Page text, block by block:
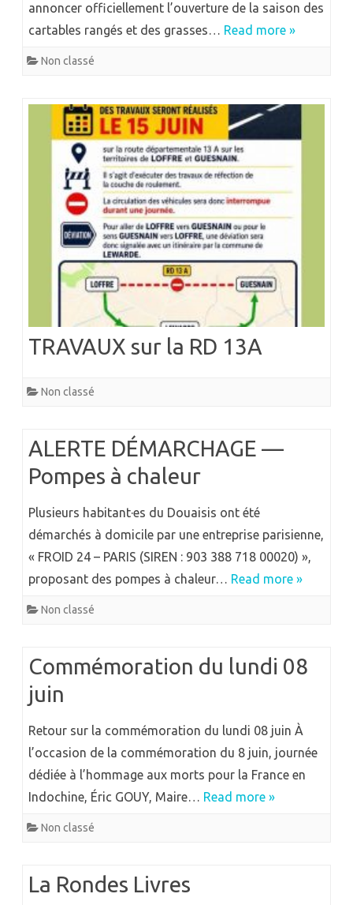
annoncer officiellement l’ouverture de la saison des
cartables rangés et des grasses… Read more »
Non classé
TRAVAUX sur la RD 13A
Non classé
ALERTE DÉMARCHAGE —
Pompes à chaleur
Plusieurs habitant·es du Douaisis ont été
démarchés à domicile par une entreprise parisienne,
« FROID 24 – PARIS (SIREN : 903 388 718 00020) »,
proposant des pompes à chaleur… Read more »
Non classé
Commémoration du lundi 08
juin
Retour sur la commémoration du lundi 08 juin À
l’occasion de la commémoration du 8 juin, journée
dédiée à l’hommage aux morts pour la France en
Indochine, Éric GOUY, Maire… Read more »
Non classé
La Rondes Livres